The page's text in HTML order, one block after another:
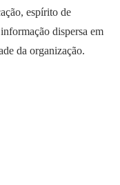
espírito de
dispersa em
da organização.